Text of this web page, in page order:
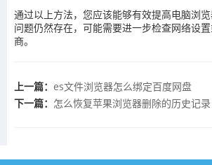
通过以上方法，您应该能够有效提高电脑浏
问题仍然存在，可能需要进一步检查网络设
商。
上一篇： es文件浏览器怎么绑定百度网盘
下一篇： 怎么恢复苹果浏览器删除的历史记录